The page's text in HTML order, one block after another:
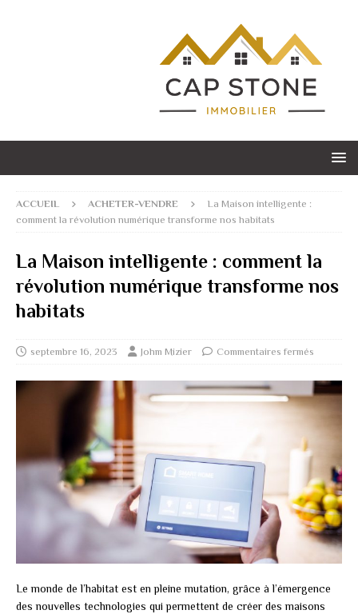
ACCUEIL ACHETER-VENDRE
La Maison intelligente :
comment la révolution numérique transforme nos habitats
La Maison intelligente : comment la
révolution numérique transforme nos
habitats
septembre 16, 2023 Johm Mizier Commentaires fermés
Le monde de l’habitat est en pleine mutation, grâce à l’émergence
des nouvelles technologies qui permettent de créer des maisons